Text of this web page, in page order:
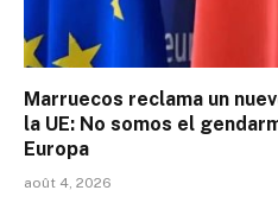
Marruecos reclama un
la UE: No somos el
Europa
août 4, 2026